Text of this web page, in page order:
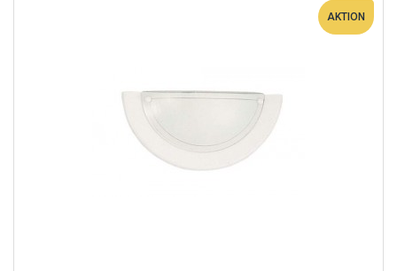
AKTION